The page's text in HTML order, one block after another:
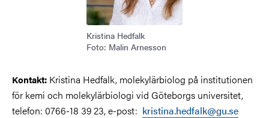
Kristina Hedfalk
Foto: Malin Arnesson
Kontakt: Kristina Hedfalk, molekylärbiolog på institutionen
för kemi och molekylärbiologi vid Göteborgs universitet,
telefon: 0766-18 39 23, e-post: kristina.hedfalk@gu.se